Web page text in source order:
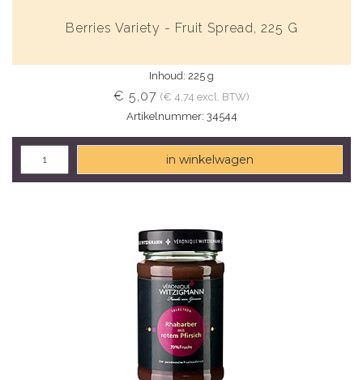
Berries Variety - Fruit Spread, 225 G
Inhoud: 225 g
€ 5,07 (€ 4,74 excl. BTW)
Artikelnummer: 34544
in winkelwagen